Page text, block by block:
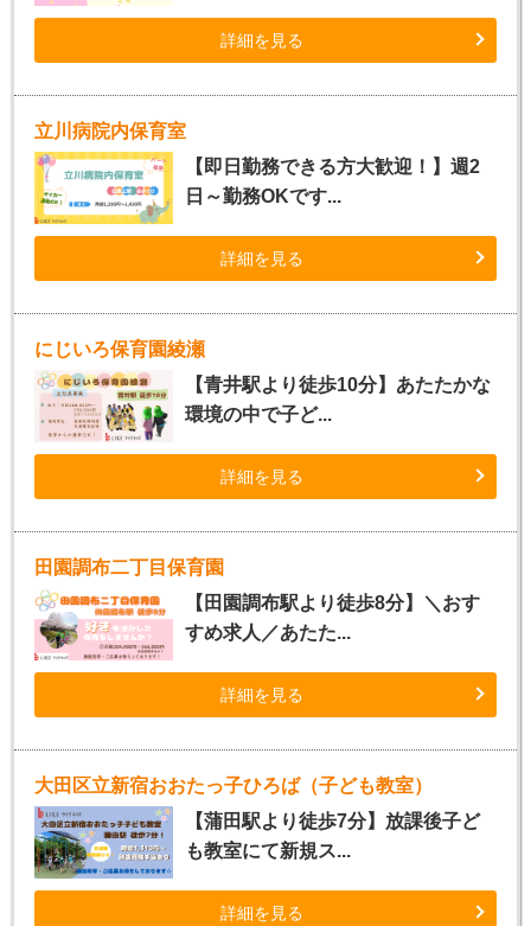
詳細を見る
立川病院内保育室
【即日勤務できる方大歓迎！】週2
日～勤務OKです...
詳細を見る
にじいろ保育園綾瀬
【青井駅より徒歩10分】あたたかな
環境の中で子ど...
詳細を見る
田園調布二丁目保育園
【田園調布駅より徒歩8分】＼おす
すめ求人／あたた...
詳細を見る
大田区立新宿おおたっ子ひろば（子ども教室）
【蒲田駅より徒歩7分】放課後子ど
も教室にて新規ス...
詳細を見る